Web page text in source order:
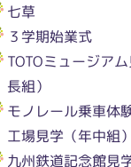
七草
３学期始業式
TOTOミュージア
長組）
モノレール乗車体
工場見学（年中組）
九州鉄道記念館見